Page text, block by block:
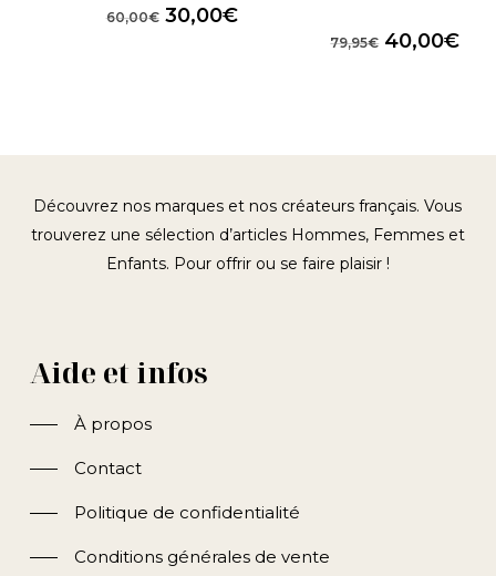
60,00€ Le
30,00€Le
79,95€ Le
40,00€Le
Découvrez nos marques et nos créateurs français. Vous
trouverez une sélection d’articles Hommes, Femmes et
Enfants. Pour offrir ou se faire plaisir !
Aide et infos
À propos
Contact
Politique de confidentialité
Conditions générales de vente